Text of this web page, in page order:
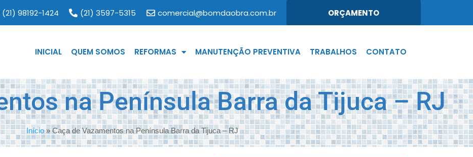
(21) 98192-1424 (21) 3597-5315 comercial@bomdaobra.com.br ORÇAMENTO
INICIAL QUEM SOMOS REFORMAS MANUTENÇÃO PREVENTIVA TRABALHOS CONTATO
na Península Barra da Tijuca – RJ
Início»Caça de Vazamentos na Península Barra da Tijuca – RJ